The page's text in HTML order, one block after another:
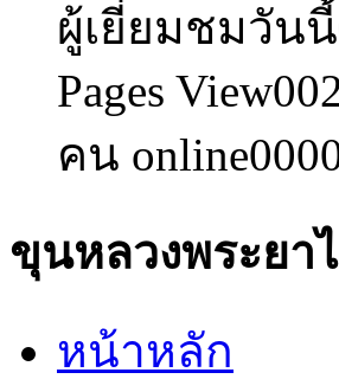
ผู้เยี่ยมชมวันนี้
Pages View
คน online
ขุนหลวงพระยา
หน้าหลัก